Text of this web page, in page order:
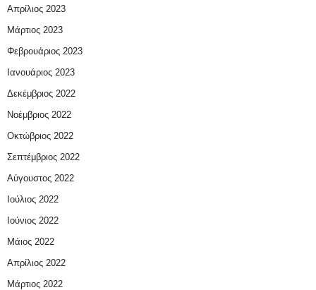
Απρίλιος 2023
Μάρτιος 2023
Φεβρουάριος 2023
Ιανουάριος 2023
Δεκέμβριος 2022
Νοέμβριος 2022
Οκτώβριος 2022
Σεπτέμβριος 2022
Αύγουστος 2022
Ιούλιος 2022
Ιούνιος 2022
Μάιος 2022
Απρίλιος 2022
Μάρτιος 2022